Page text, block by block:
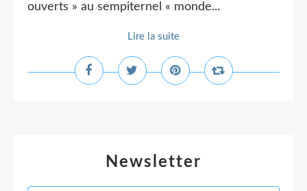
ouverts » au sempiternel « monde...
Lire la suite
Newsletter